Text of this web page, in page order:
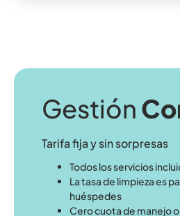
Gestión
Tarifa fija y sin sorpresas
Todos los servicios
La tasa de limpieza es
huéspedes
Cero cuota de manejo